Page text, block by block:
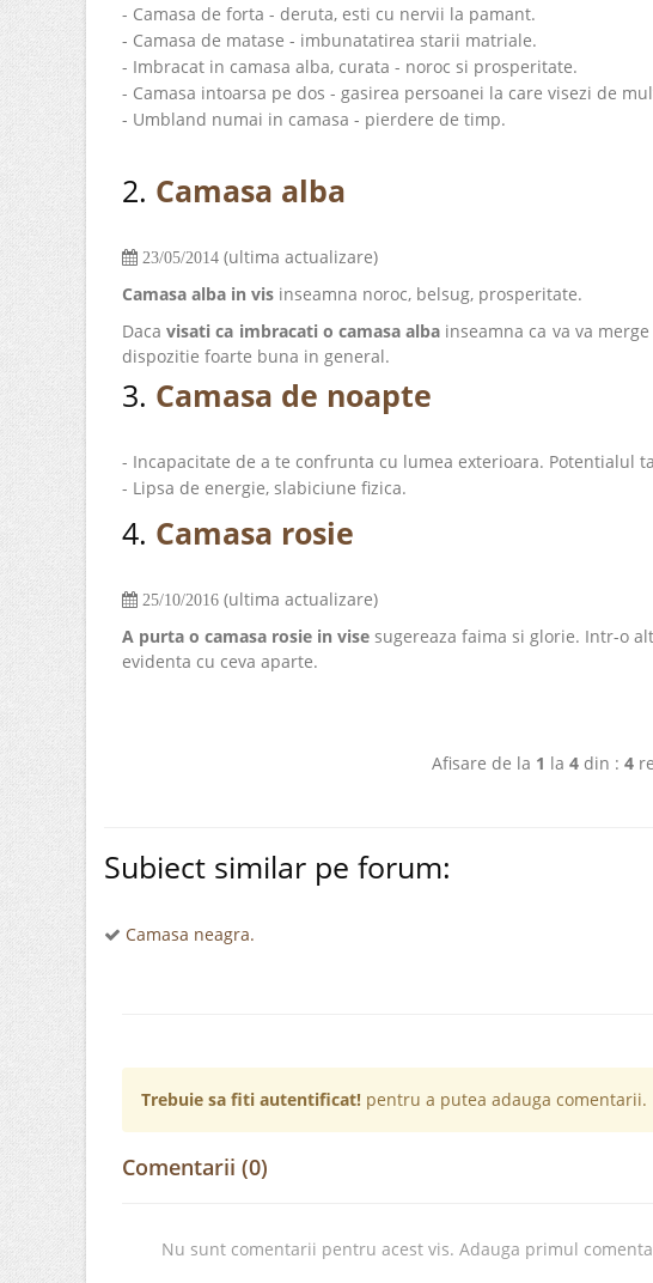
- Camasa de forta - deruta, esti cu nervii la pamant.
- Camasa de matase - imbunatatirea starii matriale.
- Imbracat in camasa alba, curata - noroc si prosperitate.
- Camasa intoarsa pe dos - gasirea persoanei la care visezi de
- Umbland numai in camasa - pierdere de timp.
2. Camasa alba
23/05/2014 (ultima actualizare)
Camasa alba in vis inseamna noroc, belsug, prosperitate.
Dacavisati ca imbracati o camasa alba inseamna ca va va
dispozitie foarte buna in general.
3. Camasa de noapte
- Incapacitate de a te confrunta cu lumea exterioara. Potentialul
- Lipsa de energie, slabiciune fizica.
4. Camasa rosie
25/10/2016 (ultima actualizare)
A purta o camasa rosie in vise sugereaza faima si glorie. Intr-o
evidenta cu ceva aparte.
Afisare de la 1 la 4din : 4
Subiect similar pe forum:
Camasa neagra.
Trebuie sa fiti autentificat! pentru a putea adauga comentarii.
Comentarii (0)
Nu sunt comentarii pentru acest vis. Adauga primul